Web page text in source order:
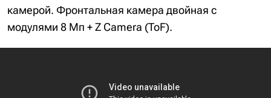
камерой. Фронтальная камера двойная с
модулями 8 Мп + Z Camera (ToF).